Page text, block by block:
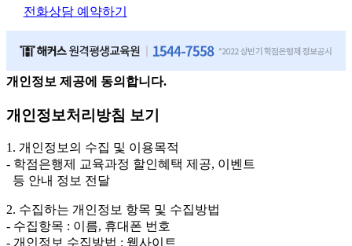
원격평생교육원을 비롯한 해커스 교육그룹의 새로운 서
(해커스교육그룹: 해커스인강, 해커스프랩, 해커스톡, 해커스중국
원, 해커스경찰, 해커스소방, 해커스공인중개사, 해커스주택관리
사, 해커스편입 등)
2. 개인정보 수집·이용 항목: 이름, 휴대폰번호
3. 개인정보 보유/이용 기간: 법령상 정하는 경우를 제외
하고는 회원탈퇴 시까지 이용 및 보관합니다. 단, 비회원
이거나 상담 시로부터 3년 이내 탈퇴하는 자의 경우, 소
비자 불만 또는 분쟁처리를 위해 3년간 보관합니다.
4. 신청자는 개인정보 수집·이용을 거부할 수 있습니다. 단, 거부의
경우에는 상담 신청이 제한됩니다.
전화상담 예약하기
개인정보 제공에 동의합니다.
개인정보처리방침 보기
1. 개인정보의 수집 및 이용목적
- 학점은행제 교육과정 할인혜택 제공, 이벤트
등 안내 정보 전달
2. 수집하는 개인정보 항목 및 수집방법
- 수집항목 : 이름, 휴대폰 번호
- 개인정보 수집방법 : 웹사이트